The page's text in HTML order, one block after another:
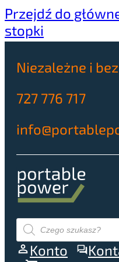
Przejdź do
stopki
Niezależne i
727 776 717
Wyszukiwarka
produktów
Konto